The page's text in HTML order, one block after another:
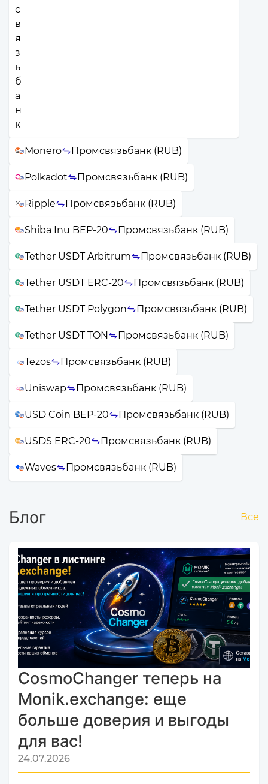
Monero Промсвязьбанк (RUB)
Polkadot Промсвязьбанк (RUB)
Ripple Промсвязьбанк (RUB)
Shiba Inu BEP-20 Промсвязьбанк (RUB)
Tether USDT Arbitrum Промсвязьбанк (RUB)
Tether USDT ERC-20 Промсвязьбанк (RUB)
Tether USDT Polygon Промсвязьбанк (RUB)
Tether USDT TON Промсвязьбанк (RUB)
Tezos Промсвязьбанк (RUB)
Uniswap Промсвязьбанк (RUB)
USD Coin BEP-20 Промсвязьбанк (RUB)
USDS ERC-20 Промсвязьбанк (RUB)
Waves Промсвязьбанк (RUB)
Блог Все
CosmoChanger теперь на
Monik.exchange: еще
больше доверия и выгоды
для вас!
24.07.2026